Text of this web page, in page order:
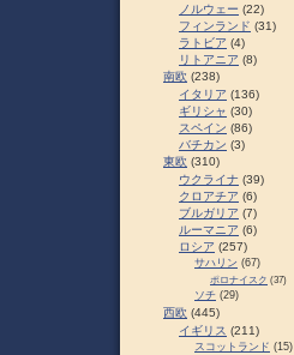
ノルウェー (22)
フィンランド (31)
ラトビア (4)
リトアニア (8)
南欧 (238)
イタリア (136)
ギリシャ (30)
スペイン (86)
バチカン (3)
東欧 (310)
ウクライナ (39)
クロアチア (6)
ブルガリア (7)
ルーマニア (6)
ロシア (257)
サハリン (67)
ポロナイスク (37)
ソチ (29)
西欧 (445)
イギリス (211)
スコットランド (15)